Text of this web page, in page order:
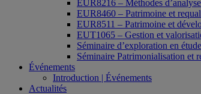
EUR8216 – Méthodes
EUR8460 – Patrimoine et
EUR8511 – Patrimoine et
EUT1065 – Gestion et
Séminaire d’exploration en
Séminaire Patrimonialisation et
Événements
Introduction | Événements
Actualités